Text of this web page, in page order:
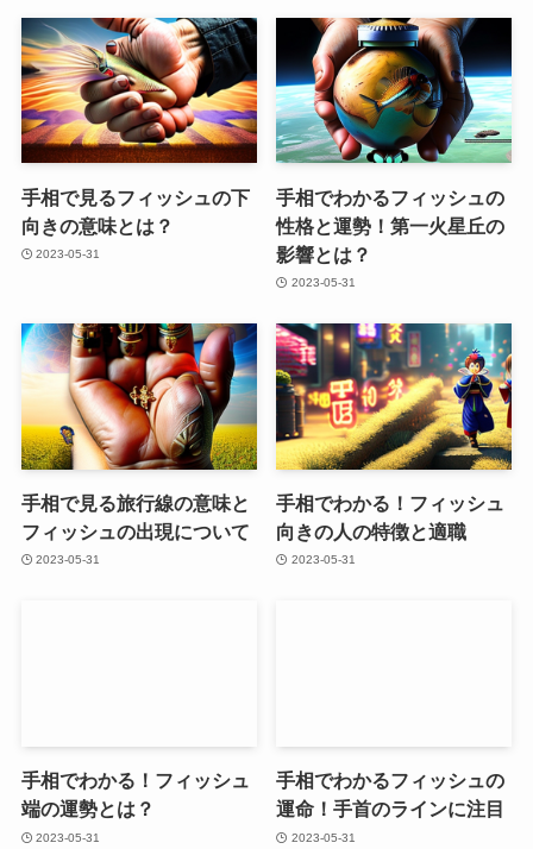
手相で見るフィッシュの下
向きの意味とは？
2023-05-31
手相でわかるフィッシュの
性格と運勢！第一火星丘の
影響とは？
2023-05-31
手相で見る旅行線の意味と
フィッシュの出現について
2023-05-31
手相でわかる！フィッシュ
向きの人の特徴と適職
2023-05-31
手相でわかる！フィッシュ
端の運勢とは？
2023-05-31
手相でわかるフィッシュの
運命！手首のラインに注目
2023-05-31